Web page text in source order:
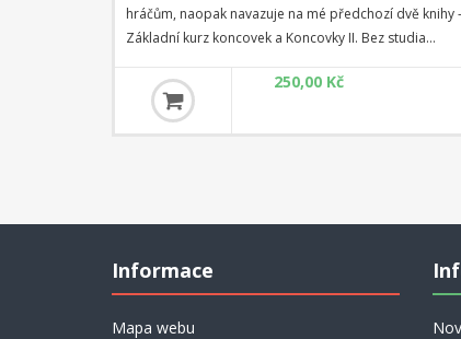
je
testem je prvních 24 diagramů. Pokud z nich aspoň 20
nevyřešíte, je třeba se vrátit k Základům taktiky (nebo
mistra P. Stammy, který žil a tvořil v 18. století. Jeho
mají společný rys - bílý stojí před matovou hrozbou,
kterou může odvrátit jen okamžitým protiútokem.
dlouholetým reprezentantům, kterým tímto děkuji za
100,00 Kč
Informace
Mapa webu